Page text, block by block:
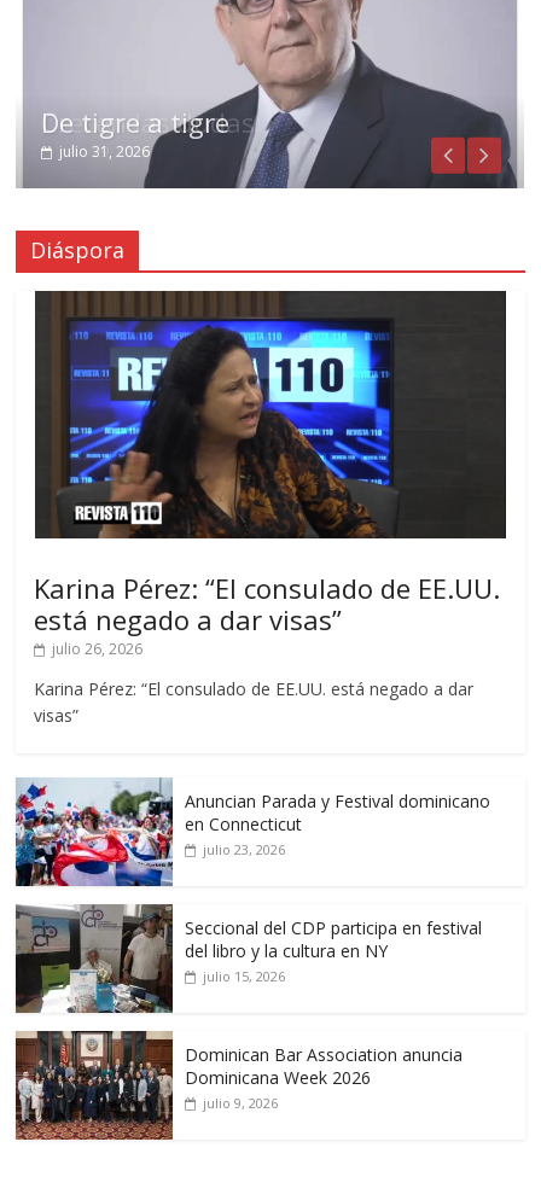
De tigre a tigre
julio 31, 2026
Crecen las dudas
julio 29, 2026
Diáspora
Karina Pérez: “El consulado de EE.UU.
está negado a dar visas”
julio 26, 2026
Karina Pérez: “El consulado de EE.UU. está negado a dar
visas”
Anuncian Parada y Festival dominicano
en Connecticut
julio 23, 2026
Seccional del CDP participa en festival
del libro y la cultura en NY
julio 15, 2026
Dominican Bar Association anuncia
Dominicana Week 2026
julio 9, 2026